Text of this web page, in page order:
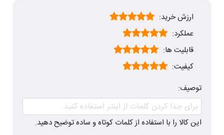
ارزش خرید:
عملکرد:
قابلیت ها:
کیفیت:
توصیف:
این کالا را با استفاده از کلمات کوتاه و ساده توضیح دهید.